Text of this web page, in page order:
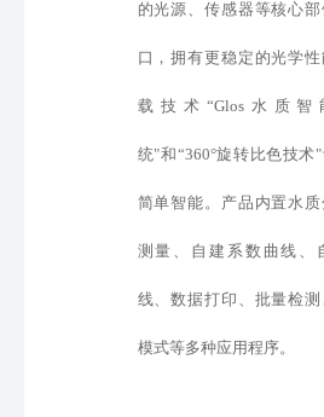
的光源、传感器等核心
口 ，拥有更稳定的光学
载 技术 “Glos水质
统"和 “360°旋转比色技术"
简单智能。产品内置水
测量、自建 系数 曲线、
线、数据打印、批量检测
模式等多种应用程序。